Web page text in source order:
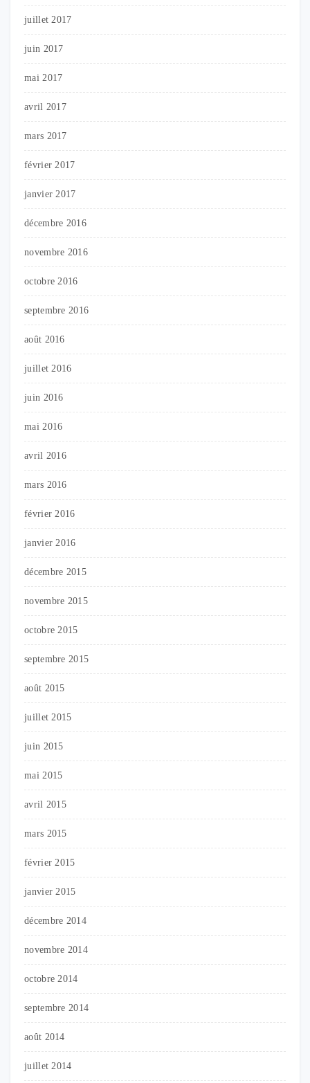
juillet 2017
juin 2017
mai 2017
avril 2017
mars 2017
février 2017
janvier 2017
décembre 2016
novembre 2016
octobre 2016
septembre 2016
août 2016
juillet 2016
juin 2016
mai 2016
avril 2016
mars 2016
février 2016
janvier 2016
décembre 2015
novembre 2015
octobre 2015
septembre 2015
août 2015
juillet 2015
juin 2015
mai 2015
avril 2015
mars 2015
février 2015
janvier 2015
décembre 2014
novembre 2014
octobre 2014
septembre 2014
août 2014
juillet 2014